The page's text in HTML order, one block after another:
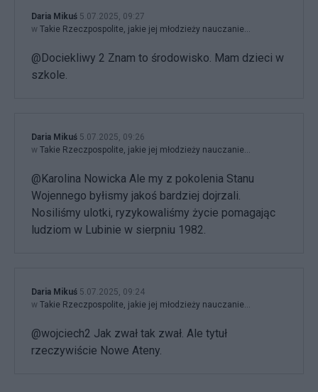
Daria Mikuś 5.07.2025, 09:27
w Takie Rzeczpospolite, jakie jej młodzieży nauczanie...
@Dociekliwy 2 Znam to środowisko. Mam dzieci w
szkole.
Daria Mikuś 5.07.2025, 09:26
w Takie Rzeczpospolite, jakie jej młodzieży nauczanie...
@Karolina Nowicka Ale my z pokolenia Stanu
Wojennego byłismy jakoś bardziej dojrzali.
Nosiliśmy ulotki, ryzykowaliśmy życie pomagając
ludziom w Lubinie w sierpniu 1982.
Daria Mikuś 5.07.2025, 09:24
w Takie Rzeczpospolite, jakie jej młodzieży nauczanie...
@wojciech2 Jak zwał tak zwał. Ale tytuł
rzeczywiście Nowe Ateny.